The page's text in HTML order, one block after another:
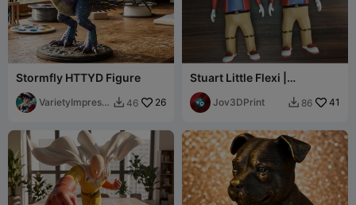
Stormfly HTTYD Figure
VarietyImpressi  46 26
Stuart Little Flexi |
Schlüsselanhänger
Jov3DPrint  86 41